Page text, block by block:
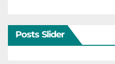
Posts Slider